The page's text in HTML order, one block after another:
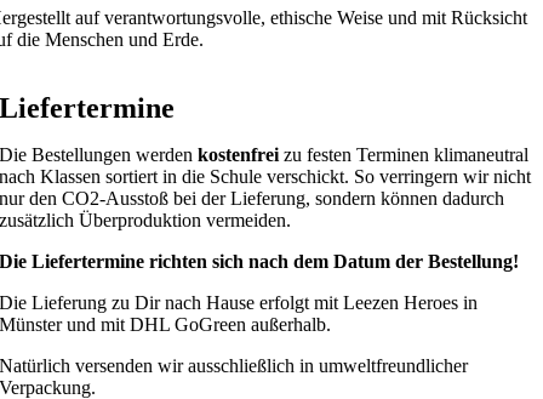
auf verantwortungsvolle, ethische Weise und mit Rücksicht
die Menschen und Erde.
Liefertermine
Die Bestellungen werdenkostenfrei zu festen Terminen klimaneutral
nach Klassen sortiert in die Schule verschickt. So verringern wir nicht
nur den CO2-Ausstoß bei der Lieferung, sondern können dadurch
zusätzlich Überproduktion vermeiden.
Die Liefertermine richten sich nach dem Datum der Bestellung!
Die Lieferung zu Dir nach Hause erfolgt mit Leezen Heroes in
Münster und mit DHL GoGreen außerhalb.
Natürlich versenden wir ausschließlich in umweltfreundlicher
Verpackung.